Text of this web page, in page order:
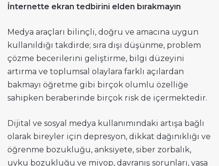
İnternette ekran tedbirini elden bırakmayın
Medya araçları bilinçli, doğru ve amacına uygun
kullanıldığı takdirde; sıra dışı düşünme, problem
çözme becerilerini geliştirme, bilgi düzeyini
artırma ve toplumsal olaylara farklı açılardan
bakmayı öğretme gibi birçok olumlu özelliğe
sahipken beraberinde birçok risk de içermektedir.
Dijital ve sosyal medya kullanımındaki artışa bağlı
olarak bireyler için depresyon, dikkat dağınıklığı ve
öğrenme bozukluğu, anksiyete, siber zorbalık,
uyku bozukluğu ve miyop, davranış sorunları, yasa